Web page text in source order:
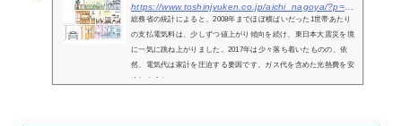
総務省の統計によると、2008年までほぼ横ばいだった1世帯あたり
の支払電気料は、少しずつ値上がり傾向を続け、東日本大震災を境
に一気に跳ね上がりました。2017年は少々落ち着いたものの、依
然、電気代は家計を圧迫する要因です。ガス代を含めた光熱費を安
くしようと...